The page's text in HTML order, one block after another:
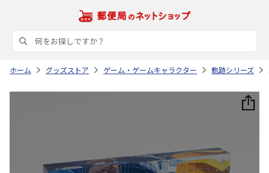
ホーム グッズストア ゲーム・ゲームキャラクター 軌跡シリーズ